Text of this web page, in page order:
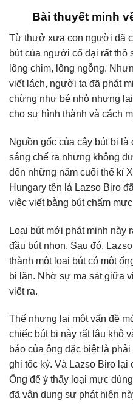
Bài thuyết minh
Từ thưở xưa con người đã
bút của người cổ đại rất thô
lông chim, lông ngỗng.
viết lách, người ta đã phát
chừng như bé nhỏ nhưng
cho sự hình thành và cách
Nguồn gốc của cây bút bi
sáng chế ra nhưng không
đến những năm cuối thế kỉ
Hungary tên là Lazso Biro
việc viết bằng bút chấm
Loại bút mới phát minh này
đầu bút nhọn. Sau đó,
thành một loại bút có một
bi lăn. Nhờ sự ma sát giữa
viết ra.
Thế nhưng lại một vấn đề
chiếc bút bi này rất lâu khô
báo của ông đặc biệt là
ghi tốc ký. Và Lazso Biro lại
Ông để ý thấy loại mực
đã vận dụng sự phát hiện